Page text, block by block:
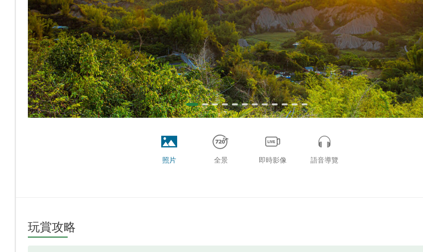
照片 全景 即時影像 語音導覽
玩賞攻略